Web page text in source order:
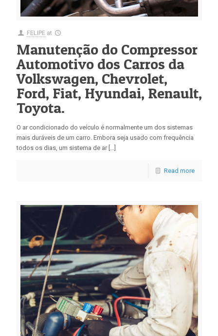
FELIPE at
Manutenção do Compressor
Automotivo dos Carros da
Volkswagen, Chevrolet,
Ford, Fiat, Hyundai, Renault,
Toyota.
O ar condicionado do veículo é normalmente um dos sistemas
mais duráveis ​​de um carro. Embora seja usado com frequência
todos os dias, um sistema de ar […]
Read more